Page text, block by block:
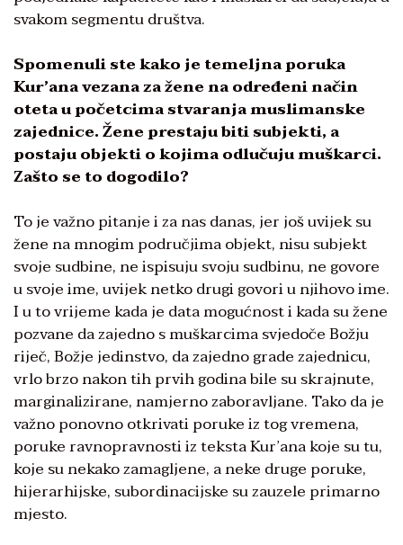
svakom segmentu društva.
Spomenuli ste kako je temeljna poruka
Kur’ana vezana za žene na određeni način
oteta u početcima stvaranja muslimanske
zajednice. Žene prestaju biti subjekti, a
postaju objekti o kojima odlučuju muškarci.
Zašto se to dogodilo?
To je važno pitanje i za nas danas, jer još uvijek su
žene na mnogim područjima objekt, nisu subjekt
svoje sudbine, ne ispisuju svoju sudbinu, ne govore
u svoje ime, uvijek netko drugi govori u njihovo ime.
I u to vrijeme kada je data mogućnost i kada su žene
pozvane da zajedno s muškarcima svjedoče Božju
riječ, Božje jedinstvo, da zajedno grade zajednicu,
vrlo brzo nakon tih prvih godina bile su skrajnute,
marginalizirane, namjerno zaboravljane. Tako da je
važno ponovno otkrivati poruke iz tog vremena,
poruke ravnopravnosti iz teksta Kur’ana koje su tu,
koje su nekako zamagljene, a neke druge poruke,
hijerarhijske, subordinacijske su zauzele primarno
mjesto.